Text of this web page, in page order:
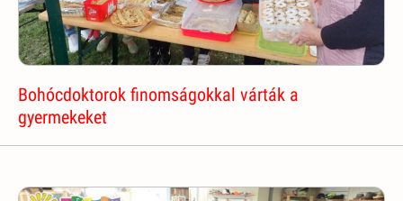
Bohócdoktorok finomságokkal várták a
gyermekeket